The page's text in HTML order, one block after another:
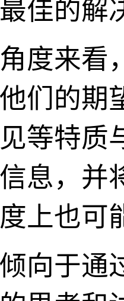
佳的解
度来看
们的期
等特质
息，并
上也可
向于通